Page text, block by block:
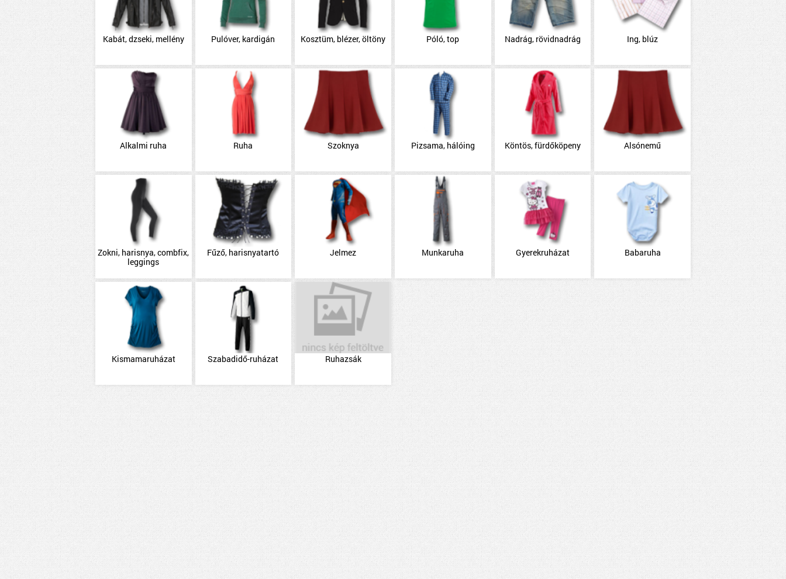
Kabát, dzseki, mellény Pulóver, kardigán Kosztüm, blézer, öltöny Póló, top Nadrág, rövidnadrág Ing, blúz
Alkalmi ruha Ruha Szoknya Pizsama, hálóing Köntös, fürdőköpeny Alsónemű
Zokni, harisnya, combfix,
leggings
Fűző, harisnyatartó Jelmez Munkaruha Gyerekruházat Babaruha
Kismamaruházat Szabadidő-ruházat Ruhazsák